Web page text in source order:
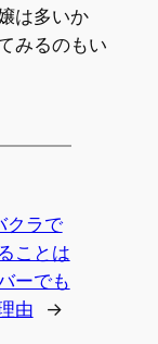
は多いか
みるのもい
クラで
ことは
ーでも
由
→